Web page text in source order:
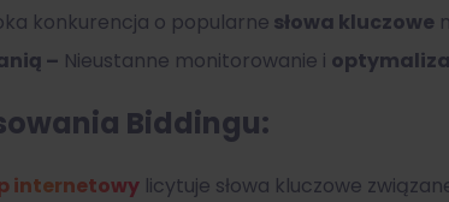
konkurencja o popularne słowa kluczowe
– Nieustanne monitorowanie i
Biddingu:
internetowy licytuje słowa kluczowe